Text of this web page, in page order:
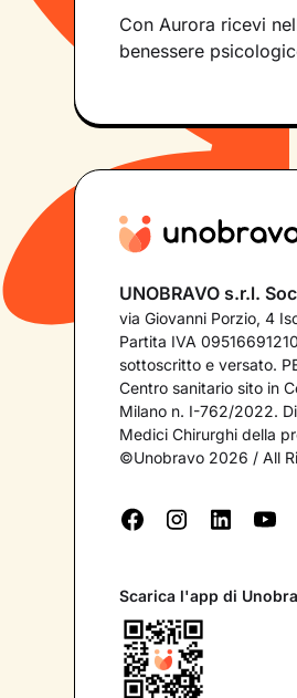
Con Aurora ricevi
benessere
UNOBRAVO s.r.l.
via Giovanni Porzio, 4
Partita IVA
sottoscritto e versato.
Centro sanitario sito in
Milano n. I-762/2022.
Medici Chirurghi della
©Unobravo 2026 / All
Scarica l'app di